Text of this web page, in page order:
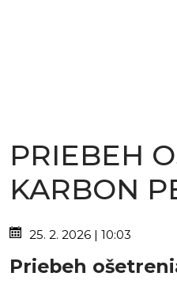
PRIEBEH
KARBON
25. 2. 2026 | 10:03
Priebeh